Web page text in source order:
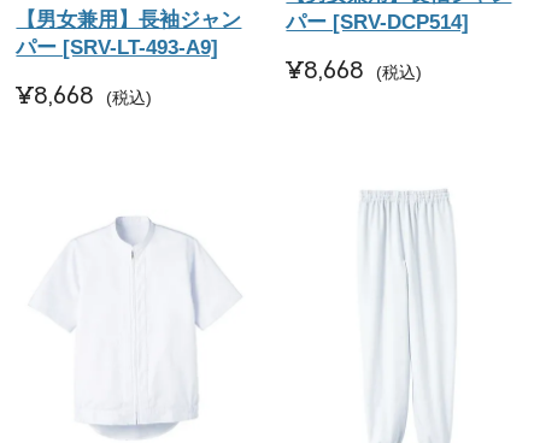
【男女兼用】長袖ジャン
パー [SRV-LT-493-A9]
¥8,668 税込
パー [SRV-DCP514]
¥8,668 税込